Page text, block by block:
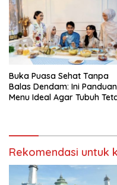
Buka Puasa Sehat Tanpa
Balas Dendam: Ini Panduan
Menu Ideal Agar Tubuh
Rekomendasi untuk